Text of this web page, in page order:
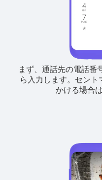
まず、通話先の電話番
ら入力します。 セント
かける場合は